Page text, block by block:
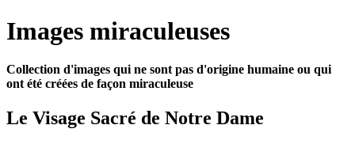
Images miraculeuses
Collection d'images qui ne sont pas d'origine humaine ou qui
ont été créées de façon miraculeuse
Le Visage Sacré de Notre Dame